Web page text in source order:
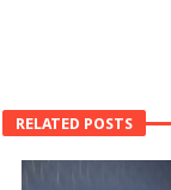
RELATED POSTS